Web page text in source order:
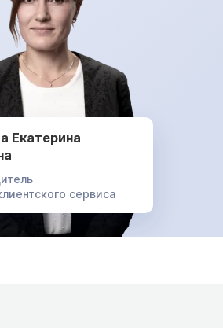
Екатерина
сервиса